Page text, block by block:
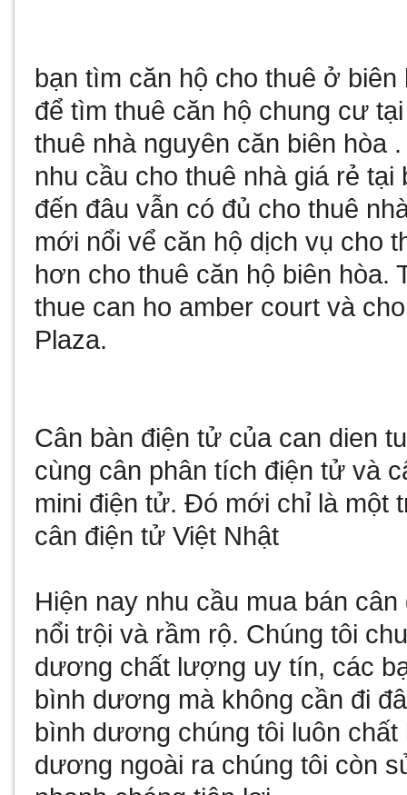
bạn tìm căn hộ cho thuê ở biên
để tìmthuê căn hộ chung cư
thuê nhà nguyên căn biên hòa
nhu cầu cho thuê nhà giá rẻ tại
đến đâu vẫn có đủ cho thuê
mới nổi vể căn hộ dịch vụ cho
hơn cho thuê căn hộ biên hòa.
thue can ho amber court và
Plaza.
Cân bàn điện tử của can dien tu
cùng cân phân tích điện tử và
mini điện tử. Đó mới chỉ là một
cân điện tử Việt Nhật
Hiện nay nhu cầu mua bán
nổi trội và rầm rộ. Chúng tôi
dương chất lượng uy tín, các
bình dương mà không cần đi
bình dương chúng tôi luôn
dương ngoài ra chúng tôi còn